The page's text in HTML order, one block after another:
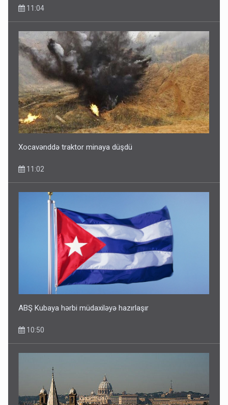
11:04
Xocavənddə traktor minaya düşdü
11:02
ABŞ Kubaya hərbi müdaxiləyə hazırlaşır
10:50